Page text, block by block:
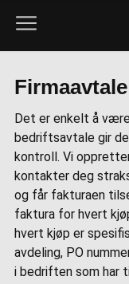
Firmaavtale
Det er enkelt å
bedriftsavtale gir
kontroll. Vi
kontakter deg
og får fakturaen
faktura for hvert
hvert kjøp er
avdeling, PO
i bedriften som har